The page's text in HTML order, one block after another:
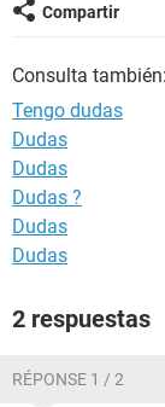
Compartir
Consulta también:
Tengo dudas
Dudas
Dudas
Dudas ?
Dudas
Dudas
2 respuestas
RÉPONSE 1 / 2